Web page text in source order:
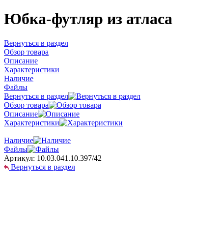
Юбка-футляр из атласа
Вернуться в раздел
Обзор товара
Описание
Характеристики
Наличие
Файлы
Вернуться в раздел
Обзор товара
Описание
Характеристики
Наличие
Файлы
Артикул: 10.03.041.10.397/42
Вернуться в раздел